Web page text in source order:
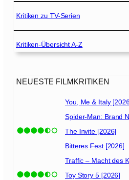
]
Kritiken zu TV-Serien
Kritiken-Übersicht A-Z
NEUESTE FILMKRITIKEN
You, Me & Italy
Spider-Man: Brand
The Invite [2026]
Bitteres Fest [2026]
Traffic – Macht des
Toy Story 5 [2026]